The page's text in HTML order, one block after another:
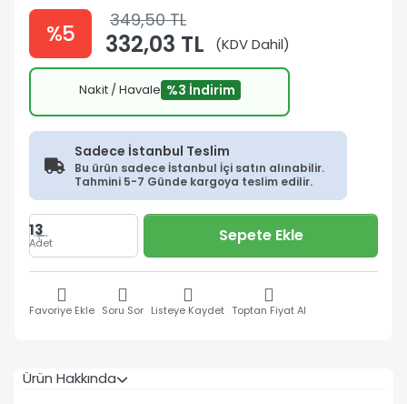
%5 349,50 TL
332,03 TL (KDV Dahil)
Nakit / Havale %3 İndirim
Sadece İstanbul Teslim
Bu ürün sadece İstanbul İçi satın alınabilir.
Tahmini 5-7 Günde kargoya teslim edilir.
13
Adet Sepete Ekle
Favoriye Ekle Soru Sor Listeye Kaydet Toptan Fiyat Al
Ürün Hakkında